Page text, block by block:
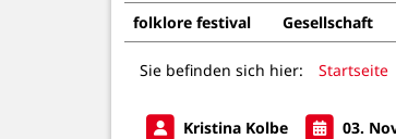
folklore festival Gesellschaft
Sie befinden sich hier: Startseite
Kristina Kolbe 03.